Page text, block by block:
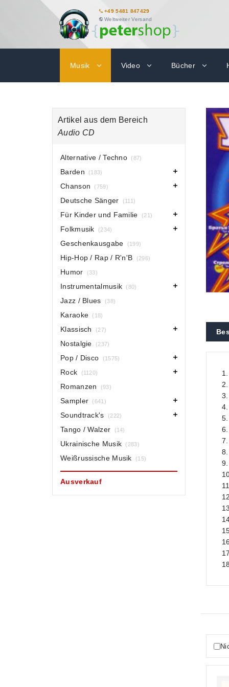
+49 5481 847429
Weltweiter Versand
Musik Video Bücher
Artikel aus dem Bereich
Audio CD
Alternative / Techno (87)
Barden (183)
Chanson (759)
Deutsche Sänger (111)
Für Kinder und Familie (21)
Folkmusik (234)
Geschenkausgabe (199)
Hip-Hop / Rap / R'n'B (296)
Humor (33)
Instrumentalmusik (80)
Jazz / Blues (38)
Karaoke (18)
Klassisch (27)
Nostalgie (237)
Pop / Disco (1575)
Rock (1120)
Romanzen (93)
Sampler (641)
Soundtrack's (222)
Tango / Walzer (14)
Ukrainische Musik (283)
Weißrussische Musik (15)
Ausverkauf